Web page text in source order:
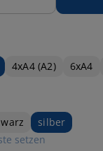
4xA4 (A2) 6xA4
silber
setzen